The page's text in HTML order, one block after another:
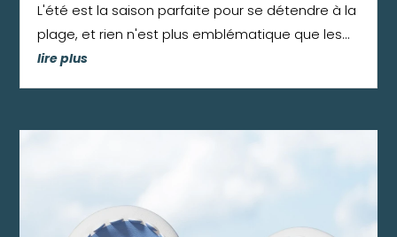
L'été est la saison parfaite pour se détendre à la
plage, et rien n'est plus emblématique que les...
lire plus